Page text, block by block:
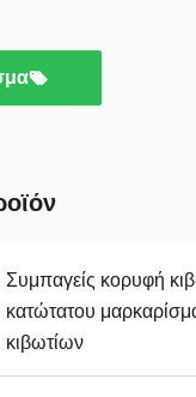
Συμπαγείς κορυφή
κατώτατου
κιβωτίων